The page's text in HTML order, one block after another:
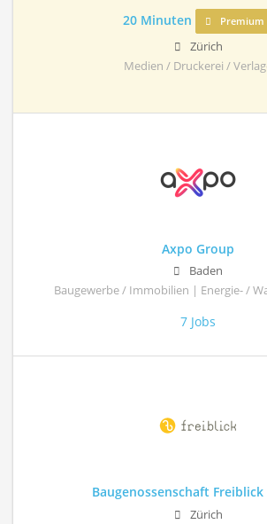
20 Minuten Premium
Zürich
Medien / Druckerei /
Axpo Group
Baden
Baugewerbe / Immobilien | Energie- /
7 Jobs
Baugenossenschaft Freiblick
Zürich